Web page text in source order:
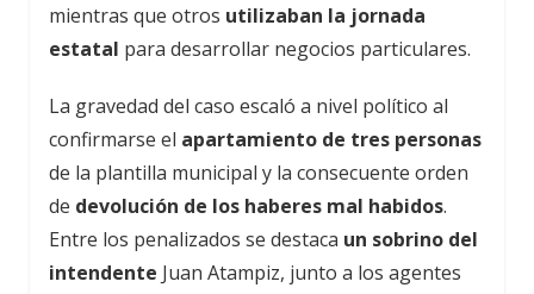
mientras que otros utilizaban la jornada
estatal para desarrollar negocios particulares.
La gravedad del caso escaló a nivel político al
confirmarse el apartamiento de tres personas
de la plantilla municipal y la consecuente orden
de devolución de los haberes mal habidos.
Entre los penalizados se destaca un sobrino del
intendente Juan Atampiz, junto a los agentes